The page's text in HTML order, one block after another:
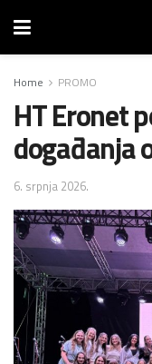
Home PROMO
HT Eronet
događanja
6. srpnja 2026.